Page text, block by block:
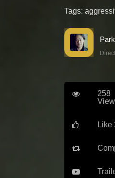
Tags:
258
Like